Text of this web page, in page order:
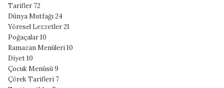
Tarifler 72
Dünya Mutfağı24
Yöresel Lezzetler21
Poğaçalar10
Ramazan Menüleri10
Diyet10
Çocuk Menüsü9
Çörek Tarifleri 7